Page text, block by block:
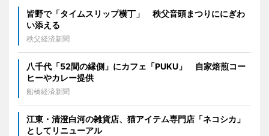
皆野で「タイムスリップ横丁」 秩父音頭まつりににぎわ
い添える
秩父経済新聞
八千代「52間の縁側」にカフェ「PUKU」 自家焙煎コー
ヒーやカレー提供
船橋経済新聞
江東・清澄白河の雑貨店、猫アイテム専門店「ネコシカ」
としてリニューアル